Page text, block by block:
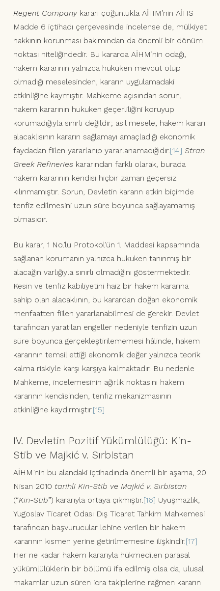
Regent Companykararı çoğunlukla AİHM’nin AİHS
Madde 6 içtihadı çerçevesinde incelense de, mülkiyet
hakkının korunması bakımından da önemli bir dönüm
noktası niteliğindedir. Bu kararda AİHM’nin odağı,
hakem kararının yalnızca hukuken mevcut olup
olmadığı meselesinden, kararın uygulamadaki
etkinliğine kaymıştır. Mahkeme açısından sorun,
hakem kararının hukuken geçerliliğini koruyup
korumadığıyla sınırlı değildir; asıl mesele, hakem kararı
alacaklısının kararın sağlamayı amaçladığı ekonomik
faydadan fiilen yararlanıp yararlanamadığıdır.[14] Stran
Greek Refinerieskararından farklı olarak, burada
hakem kararının kendisi hiçbir zaman geçersiz
kılınmamıştır. Sorun, Devletin kararın etkin biçimde
tenfiz edilmesini uzun süre boyunca sağlayamamış
olmasıdır.
Bu karar, 1 No.’lu Protokol’ün 1. Maddesi kapsamında
sağlanan korumanın yalnızca hukuken tanınmış bir
alacağın varlığıyla sınırlı olmadığını göstermektedir.
Kesin ve tenfiz kabiliyetini haiz bir hakem kararına
sahip olan alacaklının, bu karardan doğan ekonomik
menfaatten fiilen yararlanabilmesi de gerekir. Devlet
tarafından yaratılan engeller nedeniyle tenfizin uzun
süre boyunca gerçekleştirilememesi hâlinde, hakem
kararının temsil ettiği ekonomik değer yalnızca teorik
kalma riskiyle karşı karşıya kalmaktadır. Bu nedenle
Mahkeme, incelemesinin ağırlık noktasını hakem
kararının kendisinden, tenfiz mekanizmasının
etkinliğine kaydırmıştır.[15]
IV. Devletin Pozitif Yükümlülüğü: Kin-
Stib ve Majkić v. Sırbistan
AİHM’nin bu alandaki içtihadında önemli bir aşama, 20
Nisan 2010 tarihli Kin-Stib ve Majkić v. Sırbistan
(“Kin-Stib”) kararıyla ortaya çıkmıştır.[16] Uyuşmazlık,
Yugoslav Ticaret Odası Dış Ticaret Tahkim Mahkemesi
tarafından başvurucular lehine verilen bir hakem
kararının kısmen yerine getirilmemesine ilişkindir.[17]
Her ne kadar hakem kararıyla hükmedilen parasal
yükümlülüklerin bir bölümü ifa edilmiş olsa da, ulusal
makamlar uzun süren icra takiplerine rağmen kararın